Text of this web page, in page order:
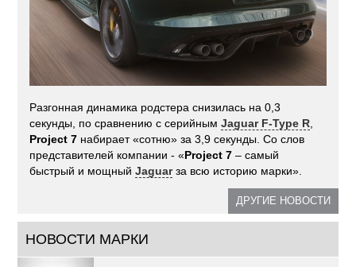
Разгонная динамика родстера снизилась на 0,3
секунды, по сравнению с серийнымJaguar F-Type R
Project 7 набирает «сотню» за 3,9 секунды. Со слов
представителей компании - «Project 7 – самый
быстрый и мощныйJaguarза всю историю марки».
ДРУГИЕ НОВОСТИ
НОВОСТИ МАРКИ